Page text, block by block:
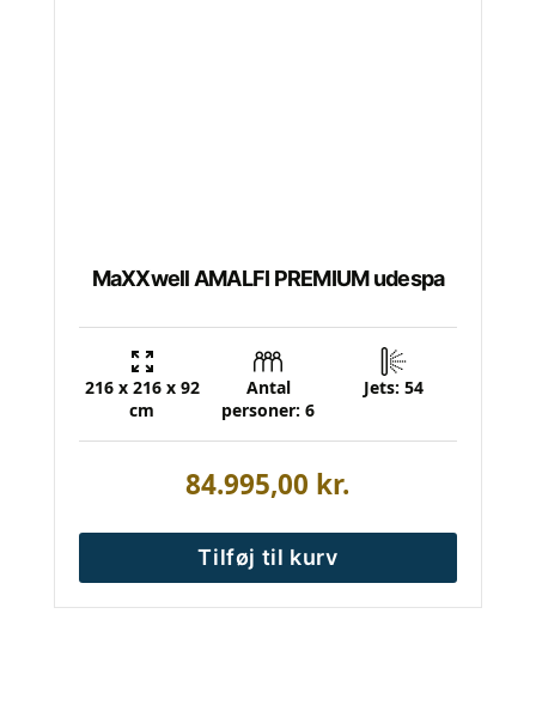
MaXXwell AMALFI PREMIUM udespa
216 x 216 x 92
cm
Antal
personer: 6
Jets: 54
84.995,00 kr.
Tilføj til kurv